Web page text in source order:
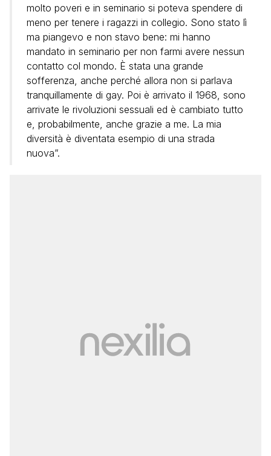
molto poveri e in seminario si poteva spendere di
meno per tenere i ragazzi in collegio. Sono stato lì
ma piangevo e non stavo bene: mi hanno
mandato in seminario per non farmi avere nessun
contatto col mondo. È stata una grande
sofferenza, anche perché allora non si parlava
tranquillamente di gay. Poi è arrivato il 1968, sono
arrivate le rivoluzioni sessuali ed è cambiato tutto
e, probabilmente, anche grazie a me. La mia
diversità è diventata esempio di una strada
nuova”.